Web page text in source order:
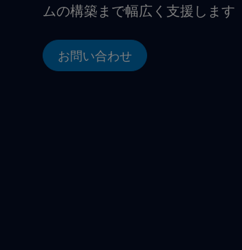
ムの構築まで幅広く支援します
お問い合わせ